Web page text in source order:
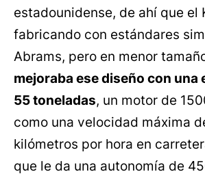
estadounidense, de ahí que el
fabricando con estándares
Abrams, pero en menor
mejoraba ese diseño con una
55 toneladas, un motor de
como una velocidad máxima
kilómetros por hora en
que le da una autonomía de